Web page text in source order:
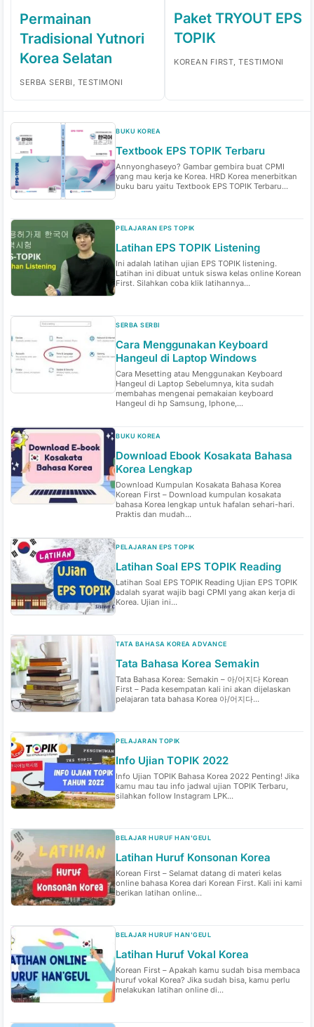
Permainan
Tradisional Yutnori
Korea Selatan
SERBA SERBI, TESTIMONI
Paket TRYOUT EPS
TOPIK
KOREAN FIRST, TESTIMONI
BUKU KOREA
Textbook EPS TOPIK Terbaru
Annyonghaseyo? Gambar gembira buat CPMI
yang mau kerja ke Korea. HRD Korea menerbitkan
buku baru yaitu Textbook EPS TOPIK Terbaru...
PELAJARAN EPS TOPIK
Latihan EPS TOPIK Listening
Ini adalah latihan ujian EPS TOPIK listening.
Latihan ini dibuat untuk siswa kelas online Korean
First. Silahkan coba klik latihannya...
SERBA SERBI
Cara Menggunakan Keyboard
Hangeul di Laptop Windows
Cara Mesetting atau Menggunakan Keyboard
Hangeul di Laptop Sebelumnya, kita sudah
membahas mengenai pemakaian keyboard
Hangeul di hp Samsung, Iphone,...
BUKU KOREA
Download Ebook Kosakata Bahasa
Korea Lengkap
Download Kumpulan Kosakata Bahasa Korea
Korean First – Download kumpulan kosakata
bahasa Korea lengkap untuk hafalan sehari-hari.
Praktis dan mudah...
PELAJARAN EPS TOPIK
Latihan Soal EPS TOPIK Reading
Latihan Soal EPS TOPIK Reading Ujian EPS TOPIK
adalah syarat wajib bagi CPMI yang akan kerja di
Korea. Ujian ini...
TATA BAHASA KOREA ADVANCE
Tata Bahasa Korea Semakin
Tata Bahasa Korea: Semakin – 아/어지다 Korean
First – Pada kesempatan kali ini akan dijelaskan
pelajaran tata bahasa Korea 아/어지다...
PELAJARAN TOPIK
Info Ujian TOPIK 2022
Info Ujian TOPIK Bahasa Korea 2022 Penting! Jika
kamu mau tau info jadwal ujian TOPIK Terbaru,
silahkan follow Instagram LPK...
BELAJAR HURUF HAN'GEUL
Latihan Huruf Konsonan Korea
Korean First – Selamat datang di materi kelas
online bahasa Korea dari Korean First. Kali ini kami
berikan latihan online...
BELAJAR HURUF HAN'GEUL
Latihan Huruf Vokal Korea
Korean First – Apakah kamu sudah bisa membaca
huruf vokal Korea? Jika sudah bisa, kamu perlu
melakukan latihan online di...